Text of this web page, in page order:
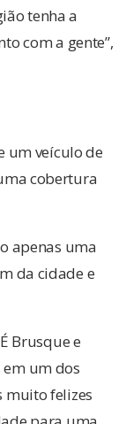
tenha a
com a gente”,
um veículo de
cobertura
apenas uma
da cidade e
Brusque e
em um dos
muito felizes